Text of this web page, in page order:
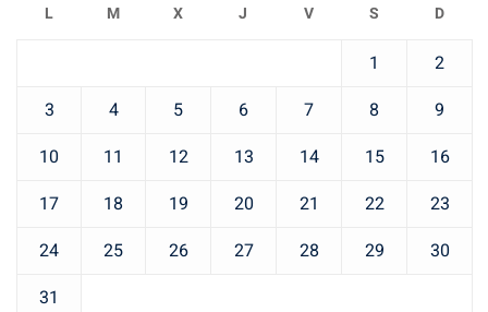
L M X J V S D
1
2
3
4 5 6 7 8
9
10
11 12 13 14 15
16
17
18 19 20 21 22
23
24
25 26 27 28 29
30
31